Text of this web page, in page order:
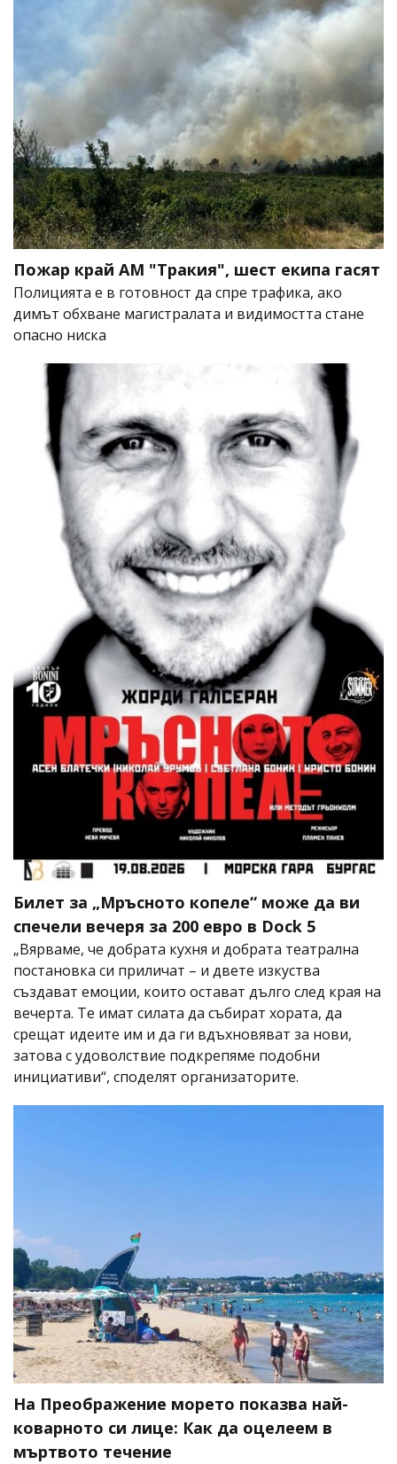
Пожар край АМ "Тракия", шест екипа гасят
Полицията е в готовност да спре трафика, ако
димът обхване магистралата и видимостта стане
опасно ниска
Билет за „Мръсното копеле“ може да ви
спечели вечеря за 200 евро в Dock 5
„Вярваме, че добрата кухня и добрата театрална
постановка си приличат – и двете изкуства
създават емоции, които остават дълго след края на
вечерта. Те имат силата да събират хората, да
срещат идеите им и да ги вдъхновяват за нови,
затова с удоволствие подкрепяме подобни
инициативи“, споделят организаторите.
На Преображение морето показва най-
коварното си лице: Как да оцелеем в
мъртвото течение